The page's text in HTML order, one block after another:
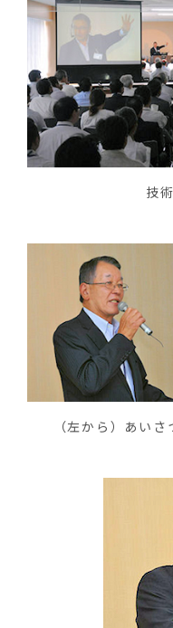
技
（左から）あい